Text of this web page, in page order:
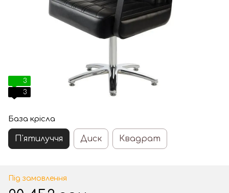
3
3
База крісла
П'ятилуччя Диск Квадрат
Під замовлення